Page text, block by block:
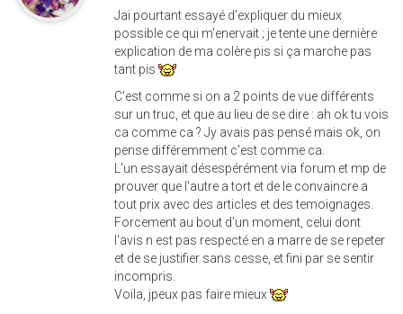
Jai pourtant essayé d'expliquer du mieux
possible ce qui m'enervait ; je tente une dernière
explication de ma colère pis si ça marche pas
tant pis
C'est comme si on a 2 points de vue différents
sur un truc, et que au lieu de se dire : ah ok tu vois
ca comme ca ? Jy avais pas pensé mais ok, on
pense différemment c'est comme ca.
L'un essayait désespérément via forum et mp de
prouver que l'autre a tort et de le convaincre a
tout prix avec des articles et des temoignages.
Forcement au bout d'un moment, celui dont
l'avis n est pas respecté en a marre de se repeter
et de se justifier sans cesse, et fini par se sentir
incompris.
Voila, jpeux pas faire mieux